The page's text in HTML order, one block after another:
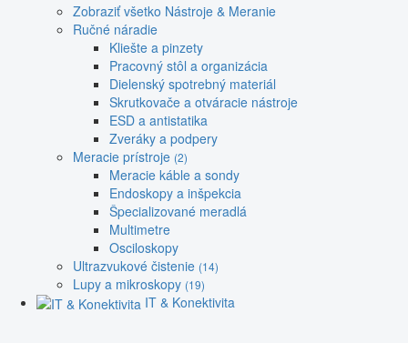
Zobraziť všetko Nástroje & Meranie
Ručné náradie
Kliešte a pinzety
Pracovný stôl a organizácia
Dielenský spotrebný materiál
Skrutkovače a otváracie nástroje
ESD a antistatika
Zveráky a podpery
Meracie prístroje (2)
Meracie káble a sondy
Endoskopy a inšpekcia
Špecializované meradlá
Multimetre
Osciloskopy
Ultrazvukové čistenie (14)
Lupy a mikroskopy (19)
IT & Konektivita